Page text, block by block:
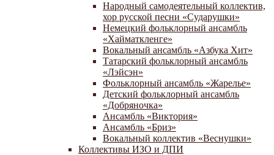
Народный самодеятельный коллектив,
хор русской песни «Сударушки»
Немецкий фольклорный ансамбль
«Хайматкленге»
Вокальный ансамбль «Азбука Хит»
Татарский фольклорный ансамбль
«Лэйсэн»
Фольклорный ансамбль «Жарелье»
Детский фольклорный ансамбль
«Добряночка»
Ансамбль «Виктория»
Ансамбль «Бриз»
Вокальный коллектив «Веснушки»
Коллективы ИЗО и ДПИ